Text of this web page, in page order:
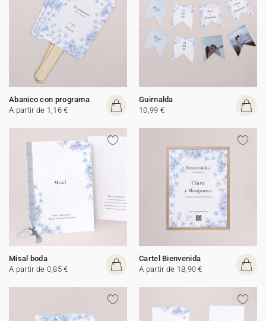
Abanico con programa
A partir de 1,16 €
Guirnalda
10,99 €
Misal boda
A partir de 0,85 €
Cartel Bienvenida
A partir de 18,90 €